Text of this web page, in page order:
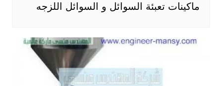
ماكينات تعبئة السوائل و السوائل اللزجه